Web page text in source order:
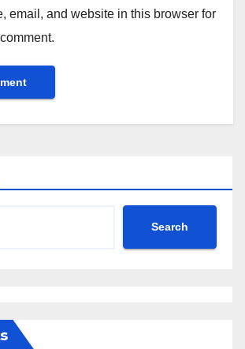
email, and website in this browser for
Search